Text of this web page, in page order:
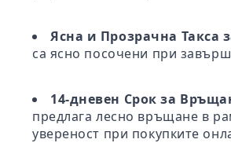
Ясна и Прозрачна Такса
са ясно посочени при
14-дневен Срок за
предлага лесно връщане в
увереност при покупките